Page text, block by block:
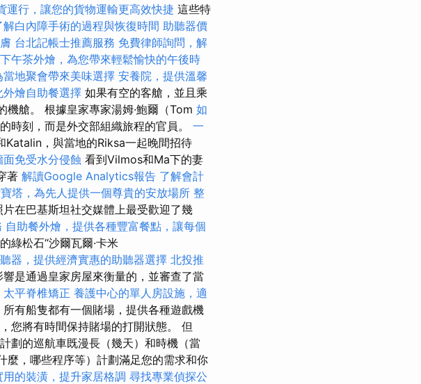
運行，讓您的貨物運輸更高效快捷 這些特
解白內障手術的過程與恢復時間 助聽器價
台北記帳士推薦服務 免費律師詢問，解
下午茶外燴，為您帶來輕鬆愉快的午後時
地聚會帶來美味選擇 安養院，提供溫馨
外燴自助餐選擇 如果有空的客艙，並且乘
艙。 根據皇家專家湯姆·鮑爾（Tom 如
時刻，而是外交部組織旅程的官員。 一
，與當地的Riksa一起晚間招待
免受水分侵蝕 看到Vilmos和Ma下的妻
著 解讀Google Analytics報告 了解會計
塔，為先人提供一個尊貴的安放場所 整
在巴基斯坦社交媒體上最受歡迎了幾
自助餐外燴，提供各種豐富餐點，讓每個
綠松石“沙爾瓦爾·卡米
器，提供經濟實惠的助聽器選擇 北投推
是通過皇家房屋來衡量的，並審查了當
太平脊椎矯正 養護中心的單人房設施，適
有船隻都有一個賭場，提供各種遊戲機
您將有時間保持賭場的打開狀態。 但
劃的巡航車既漫長（幾天）和時機（當
麼，哪些程序等）計劃滿足您的需求和你
用的裝潢，提升家居格調 尋找專業偵探公